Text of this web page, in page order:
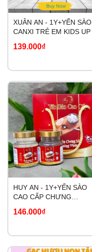
XUÂN AN - 1Y+YẾN SÀO
CANXI TRẺ EM KIDS UP
139.000₫
HUY AN - 1Y+YẾN SÀO
CAO CẤP CHƯNG
146.000₫